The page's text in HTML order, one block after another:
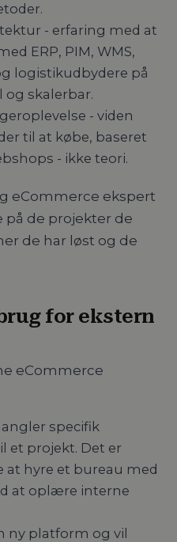
- erfaring med at
ERP, PIM, WMS,
logistikudbydere på
og skalerbar.
- viden
til at købe, baseret
- ikke teori.
eCommerce ekspert
de projekter de
de har løst og de
for ekstern
eCommerce
specifik
et projekt. Det er
at hyre et bureau med
at oplære interne
ny platform og vil